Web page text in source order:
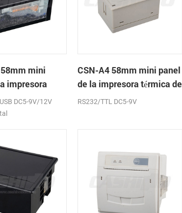
mini
impresora
recibos
DC5-9V/12V
CSN-A4 58mm mini panel
de la impresora térmica de
recibos
RS232/TTL DC5-9V